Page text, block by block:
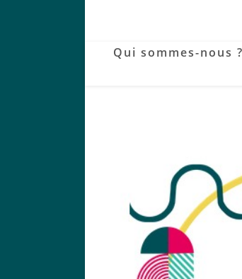
Qui sommes-nous ?